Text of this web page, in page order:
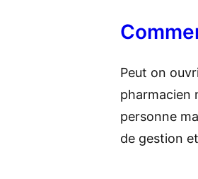
Peut on
pharmacien
personne
de gestion